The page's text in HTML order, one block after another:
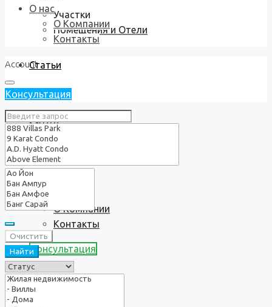
Участки
Помещения и Отели
Статьи
Услуги
О нас
О Компании
Контакты
Консультация
О нас
О Компании
Контакты
Account
Консультация
Очистить
Найти